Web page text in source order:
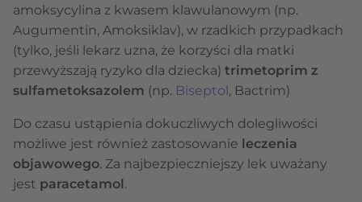
amoksycylina z kwasem klawulanowym (np.
Augumentin, Amoksiklav), w rzadkich przypadkach
(tylko, jeśli lekarz uzna, że korzyści dla matki
przewyższają ryzyko dla dziecka) trimetoprim z
sulfametoksazolem (np. Biseptol, Bactrim)
Do czasu ustąpienia dokuczliwych dolegliwości
możliwe jest również zastosowanie leczenia
objawowego. Za najbezpieczniejszy lek uważany
jest paracetamol.